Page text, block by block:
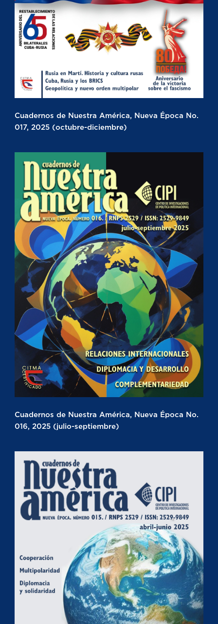
Cuadernos de Nuestra América, Nueva Época No.
017, 2025 (octubre-diciembre)
Cuadernos de Nuestra América, Nueva Época No.
016, 2025 (julio-septiembre)